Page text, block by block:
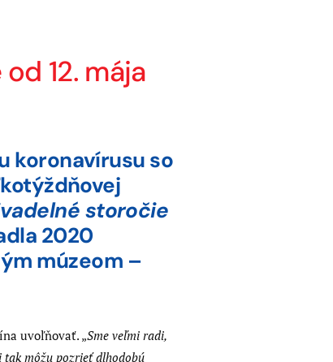
12. mája
koronavírusu so
storočie
2020
múzeom –
uvoľňovať. „Sme veľmi radi,
tak môžu pozrieť dlhodobú